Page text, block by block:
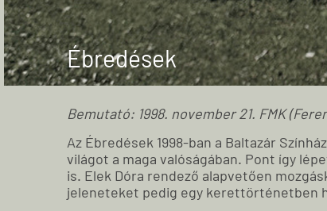
Ébredések
Bemutató: 1998. november 21. FMK
Az Ébredések 1998-ban a Baltazár
világot a maga valóságában. Pont így
is. Elek Dóra rendező alapvetően
jeleneteket pedig egy kerettörténetben